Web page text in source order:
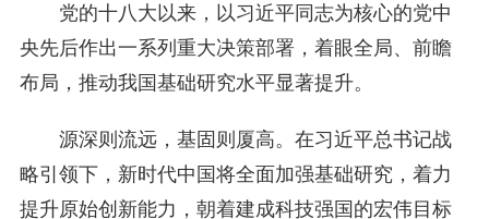
党的十八大以来，以习近平同志为核心的党中
央先后作出一系列重大决策部署，着眼全局、前瞻
布局，推动我国基础研究水平显著提升。
源深则流远，基固则厦高。在习近平总书记战
略引领下，新时代中国将全面加强基础研究，着力
提升原始创新能力，朝着建成科技强国的宏伟目标